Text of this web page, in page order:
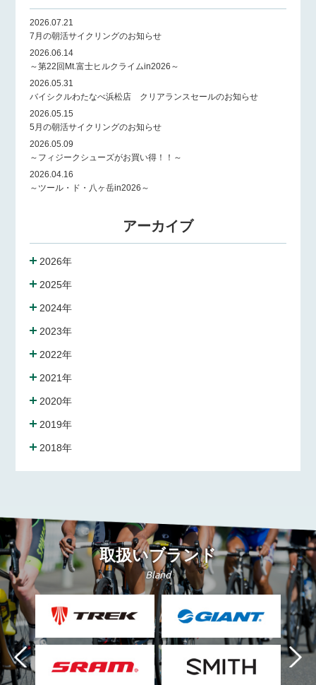
2026.07.21
7月の朝活サイクリングのお知らせ
2026.06.14
～第22回Mt.富士ヒルクライムin2026～
2026.05.31
バイシクルわたなべ浜松店 クリアランスセールのお知らせ
2026.05.15
5月の朝活サイクリングのお知らせ
2026.05.09
～フィジークシューズがお買い得！！～
2026.04.16
～ツール・ド・八ヶ岳in2026～
アーカイブ
2026年
2025年
2024年
2023年
2022年
2021年
2020年
2019年
2018年
取扱いブランド
Bland